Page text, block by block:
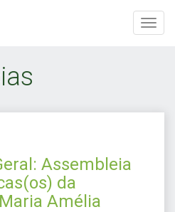
Assembleia
da
Amélia